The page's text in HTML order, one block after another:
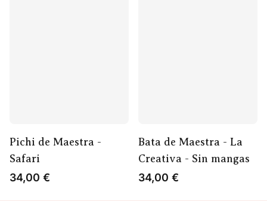
Pichi de Maestra -
Safari
34,00 €
Bata de Maestra - La
Creativa - Sin mangas
34,00 €